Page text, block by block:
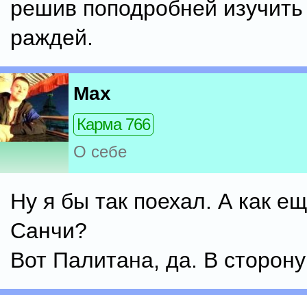
решив поподробней изучить
раждей.
Max
Карма 766
О себе
Ну я бы так поехал. А как
Санчи?
Вот Палитана, да. В